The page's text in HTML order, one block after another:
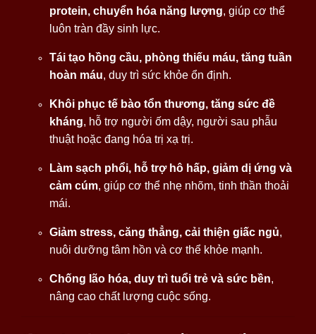
protein, chuyển hóa năng lượng, giúp cơ thể
luôn tràn đầy sinh lực.
Tái tạo hồng cầu, phòng thiếu máu, tăng tuần
hoàn máu, duy trì sức khỏe ổn định.
Khôi phục tế bào tổn thương, tăng sức đề
kháng, hỗ trợ người ốm dậy, người sau phẫu
thuật hoặc đang hóa trị xạ trị.
Làm sạch phổi, hỗ trợ hô hấp, giảm dị ứng và
cảm cúm, giúp cơ thể nhẹ nhõm, tinh thần thoải
mái.
Giảm stress, căng thẳng, cải thiện giấc ngủ,
nuôi dưỡng tâm hồn và cơ thể khỏe mạnh.
Chống lão hóa, duy trì tuổi trẻ và sức bền,
nâng cao chất lượng cuộc sống.